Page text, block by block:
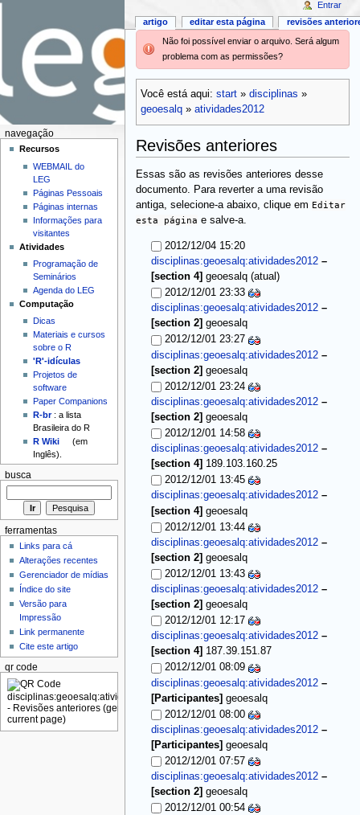
Não foi possível enviar o arquivo. Será algum
problema com as permissões?
Você está aqui: start» disciplinas »
geoesalq» atividades2012
Revisões anteriores
Essas são as revisões anteriores desse
documento. Para reverter a uma revisão
antiga, selecione-a abaixo, clique em Editar
esta página e salve-a.
2012/12/04 15:20
disciplinas:geoesalq:atividades2012 –
[section 4] geoesalq(atual)
2012/12/01 23:33
disciplinas:geoesalq:atividades2012 –
[section 2] geoesalq
2012/12/01 23:27
disciplinas:geoesalq:atividades2012 –
[section 2] geoesalq
2012/12/01 23:24
disciplinas:geoesalq:atividades2012 –
[section 2] geoesalq
2012/12/01 14:58
disciplinas:geoesalq:atividades2012 –
[section 4] 189.103.160.25
2012/12/01 13:45
disciplinas:geoesalq:atividades2012 –
[section 4] geoesalq
2012/12/01 13:44
disciplinas:geoesalq:atividades2012 –
[section 2] geoesalq
2012/12/01 13:43
disciplinas:geoesalq:atividades2012 –
[section 2] geoesalq
2012/12/01 12:17
disciplinas:geoesalq:atividades2012 –
[section 4] 187.39.151.87
2012/12/01 08:09
disciplinas:geoesalq:atividades2012 –
[Participantes] geoesalq
2012/12/01 08:00
disciplinas:geoesalq:atividades2012 –
[Participantes] geoesalq
2012/12/01 07:57
disciplinas:geoesalq:atividades2012 –
[section 2] geoesalq
2012/12/01 00:54
artigo editar esta página revisões
Entrar
navegação
Recursos
WEBMAIL do
LEG
Páginas Pessoais
Páginas internas
Informações para
visitantes
Atividades
Programação de
Seminários
Agenda do LEG
Computação
Dicas
Materiais e cursos
sobre o R
'R'-idículas
Projetos de
software
Paper Companions
R-br: a lista
Brasileira do R
R Wiki
(em
Inglês).
busca
ferramentas
Links para cá
Alterações recentes
Gerenciador de mídias
Índice do site
Versão para
Impressão
Link permanente
Cite este artigo
qr code